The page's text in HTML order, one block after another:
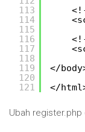
113
114
115
116
117
118
119
120
121
</
</
Ubah